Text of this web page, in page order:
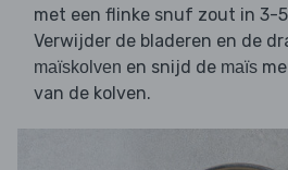
met een flinke snuf zout in 3-
Verwijder de bladeren en de
maïskolven en snijd de maïs
van de kolven.